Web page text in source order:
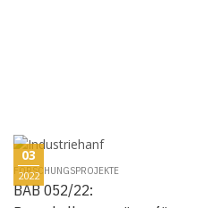
03
2022
FORSCHUNGSPROJEKTE
BAB 052/22: